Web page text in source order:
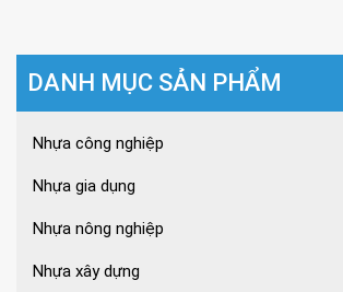
DANH MỤC SẢN PHẨM
Nhựa công nghiệp
Nhựa gia dụng
Nhựa nông nghiệp
Nhựa xây dựng